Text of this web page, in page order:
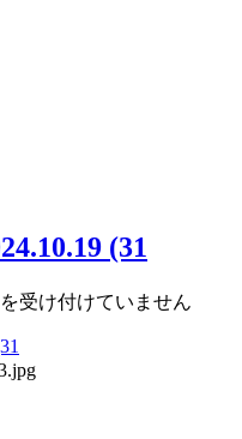
(31
7M2W】
受け付けていません